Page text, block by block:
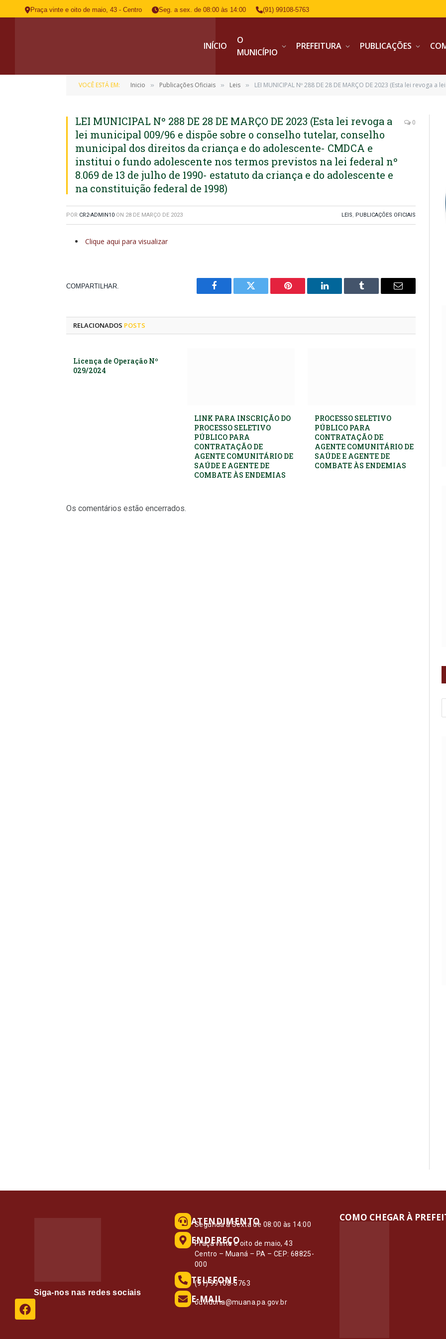
Praça vinte e oito de maio, 43 - Centro Seg. a sex. de 08:00 às 14:00 (91) 99108-5763
INÍCIO
O
MUNICÍPIO
PREFEITURA PUBLICAÇÕES
VOCÊ ESTÁ EM: Inicio » Publicações Oficiais » Leis » LEI MUNICIPAL Nº 288 DE 28 DE MARÇO DE 2023 (Esta lei revoga a lei municipal 009/96 e dispõe sobre o conselho tutelar, conselho municipal dos direitos da criança e do adolescente- CMDCA e institui
LEI MUNICIPAL Nº 288 DE 28 DE MARÇO DE 2023 (Esta lei revoga a
lei municipal 009/96 e dispõe sobre o conselho tutelar, conselho
municipal dos direitos da criança e do adolescente- CMDCA e
institui o fundo adolescente nos termos previstos na lei federal nº
8.069 de 13 de julho de 1990- estatuto da criança e do adolescente e
na constituição federal de 1998)
0
POR CR2-ADMIN10 ON 28 DE MARÇO DE 2023 LEIS, PUBLICAÇÕES OFICIAIS
Clique aqui para visualizar
COMPARTILHAR.
Facebook Twitter Pinterest LinkedIn Tumblr
E-
RELACIONADOS POSTS
Licença de Operação Nº
029/2024
LINK PARA INSCRIÇÃO DO
PROCESSO SELETIVO
PÚBLICO PARA
CONTRATAÇÃO DE
AGENTE COMUNITÁRIO DE
SAÚDE E AGENTE DE
COMBATE ÀS ENDEMIAS
PROCESSO SELETIVO
PÚBLICO PARA
CONTRATAÇÃO DE
AGENTE COMUNITÁRIO DE
SAÚDE E AGENTE DE
COMBATE ÀS ENDEMIAS
Os comentários estão encerrados.
Siga-nos nas redes sociais
ATENDIMENTO
Segunda à Sexta de 08:00 às 14:00
ENDEREÇO
Praça vinte e oito de maio, 43
Centro – Muaná – PA – CEP: 68825-
000
TELEFONE
(91) 99108-5763
E-MAIL
ouvidoria@muana.pa.gov.br
COMO CHEGAR À